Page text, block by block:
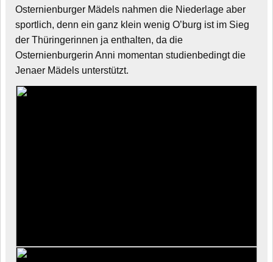
Osternienburger Mädels nahmen die Niederlage aber
sportlich, denn ein ganz klein wenig O’burg ist im Sieg
der Thüringerinnen ja enthalten, da die
Osternienburgerin Anni momentan studienbedingt die
Jenaer Mädels unterstützt.